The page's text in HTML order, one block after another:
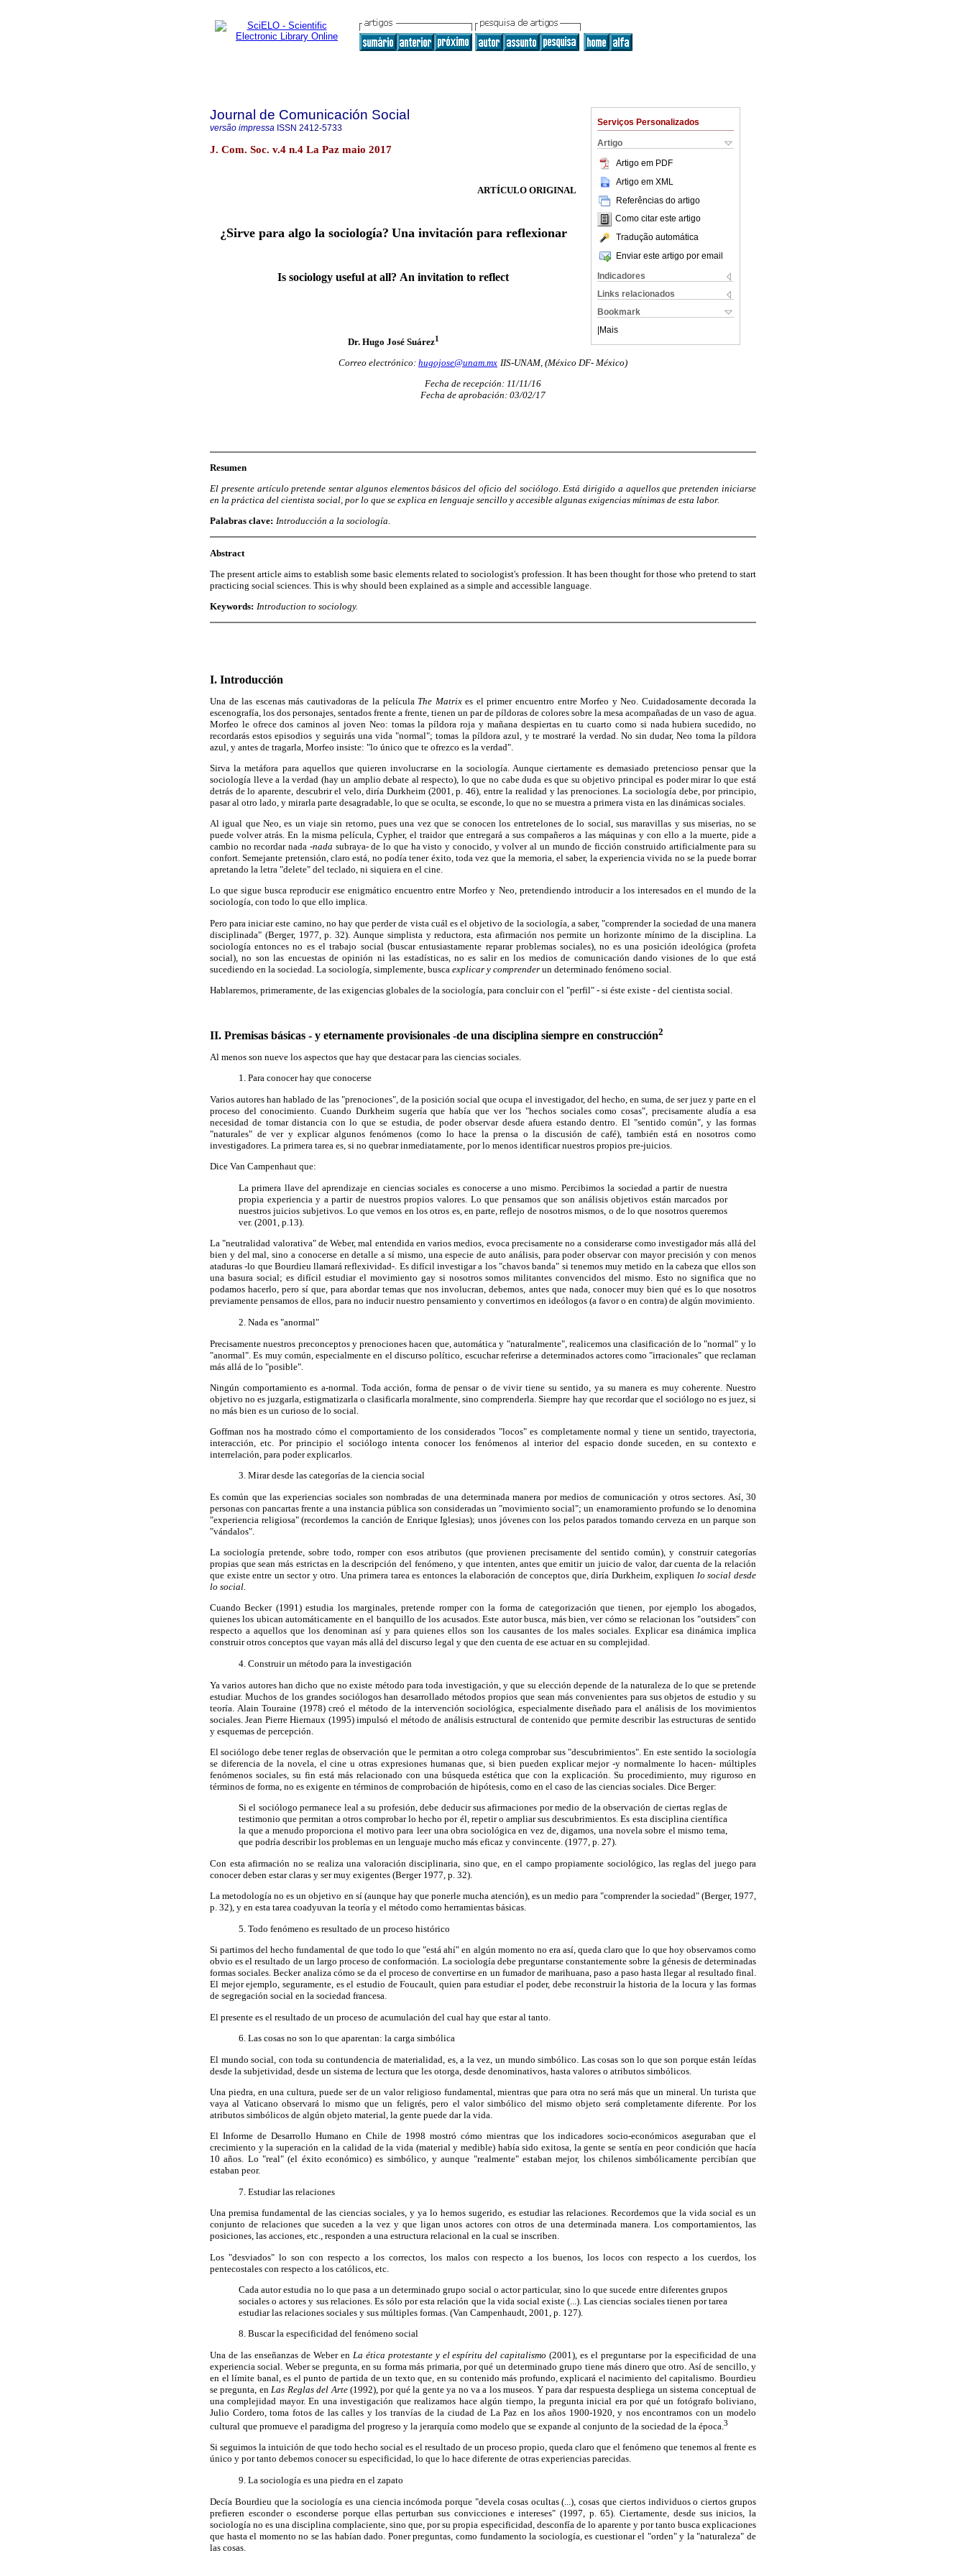
Serviços Personalizados
Artigo
Artigo em PDF
Artigo em XML
Referências do artigo
Como citar este artigo
Tradução automática
Enviar este artigo por email
Indicadores
Links relacionados
Bookmark
Mais
Journal de Comunicación Social
versão impressa ISSN 2412-5733
J. Com. Soc. v.4 n.4 La Paz maio 2017
ARTÍCULO ORIGINAL
¿Sirve para algo la sociología? Una invitación para reflexionar
Is sociology useful at all? An invitation to reflect
Dr. Hugo José Suárez1
Correo electrónico: hugojose@unam.mx IIS-UNAM, (México DF- México)
Fecha de recepción: 11/11/16
Fecha de aprobación: 03/02/17
Resumen
El presente artículo pretende sentar algunos elementos básicos del oficio del sociólogo. Está dirigido a aquellos que pretenden iniciarse
en la práctica del cientista social, por lo que se explica en lenguaje sencillo y accesible algunas exigencias mínimas de esta labor.
Palabras clave: Introducción a la sociología.
Abstract
The present article aims to establish some basic elements related to sociologist's profession. It has been thought for those who pretend to start
practicing social sciences. This is why should been explained as a simple and accessible language.
Keywords: Introduction to sociology.
I. Introducción
Una de las escenas más cautivadoras de la película The Matrixes el primer encuentro entre Morfeo y Neo. Cuidadosamente decorada la
escenografía, los dos personajes, sentados frente a frente, tienen un par de píldoras de colores sobre la mesa acompañadas de un vaso de agua.
Morfeo le ofrece dos caminos al joven Neo: tomas la píldora roja y mañana despiertas en tu cuarto como si nada hubiera sucedido, no
recordarás estos episodios y seguirás una vida "normal"; tomas la píldora azul, y te mostraré la verdad. No sin dudar, Neo toma la píldora
azul, y antes de tragarla, Morfeo insiste: "lo único que te ofrezco es la verdad".
Sirva la metáfora para aquellos que quieren involucrarse en la sociología. Aunque ciertamente es demasiado pretencioso pensar que la
sociología lleve a la verdad (hay un amplio debate al respecto), lo que no cabe duda es que su objetivo principal es poder mirar lo que está
detrás de lo aparente, descubrir el velo, diría Durkheim (2001, p. 46), entre la realidad y las prenociones. La sociología debe, por principio,
pasar al otro lado, y mirarla parte desagradable, lo que se oculta, se esconde, lo que no se muestra a primera vista en las dinámicas sociales.
Al igual que Neo, es un viaje sin retorno, pues una vez que se conocen los entretelones de lo social, sus maravillas y sus miserias, no se
puede volver atrás. En la misma película, Cypher, el traidor que entregará a sus compañeros a las máquinas y con ello a la muerte, pide a
cambio no recordar nada -nada subraya- de lo que ha visto y conocido, y volver al un mundo de ficción construido artificialmente para su
confort. Semejante pretensión, claro está, no podía tener éxito, toda vez que la memoria, el saber, la experiencia vivida no se la puede borrar
apretando la letra "delete" del teclado, ni siquiera en el cine.
Lo que sigue busca reproducir ese enigmático encuentro entre Morfeo y Neo, pretendiendo introducir a los interesados en el mundo de la
sociología, con todo lo que ello implica.
Pero para iniciar este camino, no hay que perder de vista cuál es el objetivo de la sociología, a saber, "comprender la sociedad de una manera
disciplinada" (Berger, 1977, p. 32). Aunque simplista y reductora, esta afirmación nos permite un horizonte mínimo de la disciplina. La
sociología entonces no es el trabajo social (buscar entusiastamente reparar problemas sociales), no es una posición ideológica (profeta
social), no son las encuestas de opinión ni las estadísticas, no es salir en los medios de comunicación dando visiones de lo que está
sucediendo en la sociedad. La sociología, simplemente, busca explicar y comprender un determinado fenómeno social.
Hablaremos, primeramente, de las exigencias globales de la sociología, para concluir con el "perfil" - si éste existe - del cientista social.
II. Premisas básicas - y eternamente provisionales -de una disciplina siempre en construcción2
Al menos son nueve los aspectos que hay que destacar para las ciencias sociales.
1. Para conocer hay que conocerse
Varios autores han hablado de las "prenociones", de la posición social que ocupa el investigador, del hecho, en suma, de ser juez y parte en el
proceso del conocimiento. Cuando Durkheim sugería que había que ver los "hechos sociales como cosas", precisamente aludía a esa
necesidad de tomar distancia con lo que se estudia, de poder observar desde afuera estando dentro. El "sentido común", y las formas
"naturales" de ver y explicar algunos fenómenos (como lo hace la prensa o la discusión de café), también está en nosotros como
investigadores. La primera tarea es, si no quebrar inmediatamente, por lo menos identificar nuestros propios pre-juicios.
Dice Van Campenhaut que:
La primera llave del aprendizaje en ciencias sociales es conocerse a uno mismo. Percibimos la sociedad a partir de nuestra
propia experiencia y a partir de nuestros propios valores. Lo que pensamos que son análisis objetivos están marcados por
nuestros juicios subjetivos. Lo que vemos en los otros es, en parte, reflejo de nosotros mismos, o de lo que nosotros queremos
ver. (2001, p.13).
La "neutralidad valorativa" de Weber, mal entendida en varios medios, evoca precisamente no a considerarse como investigador más allá del
bien y del mal, sino a conocerse en detalle a sí mismo, una especie de auto análisis, para poder observar con mayor precisión y con menos
ataduras -lo que Bourdieu llamará reflexividad-. Es difícil investigar a los "chavos banda" si tenemos muy metido en la cabeza que ellos son
una basura social; es difícil estudiar el movimiento gay si nosotros somos militantes convencidos del mismo. Esto no significa que no
podamos hacerlo, pero sí que, para abordar temas que nos involucran, debemos, antes que nada, conocer muy bien qué es lo que nosotros
previamente pensamos de ellos, para no inducir nuestro pensamiento y convertirnos en ideólogos (a favor o en contra) de algún movimiento.
2. Nada es "anormal"
Precisamente nuestros preconceptos y prenociones hacen que, automática y "naturalmente", realicemos una clasificación de lo "normal" y lo
"anormal". Es muy común, especialmente en el discurso político, escuchar referirse a determinados actores como "irracionales" que reclaman
más allá de lo "posible".
Ningún comportamiento es a-normal. Toda acción, forma de pensar o de vivir tiene su sentido, ya su manera es muy coherente. Nuestro
objetivo no es juzgarla, estigmatizarla o clasificarla moralmente, sino comprenderla. Siempre hay que recordar que el sociólogo no es juez, si
no más bien es un curioso de lo social.
Goffman nos ha mostrado cómo el comportamiento de los considerados "locos" es completamente normal y tiene un sentido, trayectoria,
interacción, etc. Por principio el sociólogo intenta conocer los fenómenos al interior del espacio donde suceden, en su contexto e
interrelación, para poder explicarlos.
3. Mirar desde las categorías de la ciencia social
Es común que las experiencias sociales son nombradas de una determinada manera por medios de comunicación y otros sectores. Así, 30
personas con pancartas frente a una instancia pública son consideradas un "movimiento social"; un enamoramiento profundo se lo denomina
"experiencia religiosa" (recordemos la canción de Enrique Iglesias); unos jóvenes con los pelos parados tomando cerveza en un parque son
"vándalos".
La sociología pretende, sobre todo, romper con esos atributos (que provienen precisamente del sentido común), y construir categorías
propias que sean más estrictas en la descripción del fenómeno, y que intenten, antes que emitir un juicio de valor, dar cuenta de la relación
que existe entre un sector y otro. Una primera tarea es entonces la elaboración de conceptos que, diría Durkheim, expliquen lo social desde
lo social.
Cuando Becker (1991) estudia los marginales, pretende romper con la forma de categorización que tienen, por ejemplo los abogados,
quienes los ubican automáticamente en el banquillo de los acusados. Este autor busca, más bien, ver cómo se relacionan los "outsiders" con
respecto a aquellos que los denominan así y para quienes ellos son los causantes de los males sociales. Explicar esa dinámica implica
construir otros conceptos que vayan más allá del discurso legal y que den cuenta de ese actuar en su complejidad.
4. Construir un método para la investigación
Ya varios autores han dicho que no existe método para toda investigación, y que su elección depende de la naturaleza de lo que se pretende
estudiar. Muchos de los grandes sociólogos han desarrollado métodos propios que sean más convenientes para sus objetos de estudio y su
teoría. Alain Touraine (1978) creó el método de la intervención sociológica, especialmente diseñado para el análisis de los movimientos
sociales. Jean Pierre Hiernaux (1995) impulsó el método de análisis estructural de contenido que permite describir las estructuras de sentido
y esquemas de percepción.
El sociólogo debe tener reglas de observación que le permitan a otro colega comprobar sus "descubrimientos". En este sentido la sociología
se diferencia de la novela, el cine u otras expresiones humanas que, si bien pueden explicar mejor -y normalmente lo hacen- múltiples
fenómenos sociales, su fin está más relacionado con una búsqueda estética que con la explicación. Su procedimiento, muy riguroso en
términos de forma, no es exigente en términos de comprobación de hipótesis, como en el caso de las ciencias sociales. Dice Berger:
Si el sociólogo permanece leal a su profesión, debe deducir sus afirmaciones por medio de la observación de ciertas reglas de
testimonio que permitan a otros comprobar lo hecho por él, repetir o ampliar sus descubrimientos. Es esta disciplina científica
la que a menudo proporciona el motivo para leer una obra sociológica en vez de, digamos, una novela sobre el mismo tema,
que podría describir los problemas en un lenguaje mucho más eficaz y convincente. (1977, p. 27).
Con esta afirmación no se realiza una valoración disciplinaria, sino que, en el campo propiamente sociológico, las reglas del juego para
conocer deben estar claras y ser muy exigentes (Berger 1977, p. 32).
La metodología no es un objetivo en sí (aunque hay que ponerle mucha atención), es un medio para "comprender la sociedad" (Berger, 1977,
p. 32), y en esta tarea coadyuvan la teoría y el método como herramientas básicas.
5. Todo fenómeno es resultado de un proceso histórico
Si partimos del hecho fundamental de que todo lo que "está ahí" en algún momento no era así, queda claro que lo que hoy observamos como
obvio es el resultado de un largo proceso de conformación. La sociología debe preguntarse constantemente sobre la génesis de determinadas
formas sociales. Becker analiza cómo se da el proceso de convertirse en un fumador de marihuana, paso a paso hasta llegar al resultado final.
El mejor ejemplo, seguramente, es el estudio de Foucault, quien para estudiar el poder, debe reconstruir la historia de la locura y las formas
de segregación social en la sociedad francesa.
El presente es el resultado de un proceso de acumulación del cual hay que estar al tanto.
6. Las cosas no son lo que aparentan: la carga simbólica
El mundo social, con toda su contundencia de materialidad, es, a la vez, un mundo simbólico. Las cosas son lo que son porque están leídas
desde la subjetividad, desde un sistema de lectura que les otorga, desde denominativos, hasta valores o atributos simbólicos.
Una piedra, en una cultura, puede ser de un valor religioso fundamental, mientras que para otra no será más que un mineral. Un turista que
vaya al Vaticano observará lo mismo que un feligrés, pero el valor simbólico del mismo objeto será completamente diferente. Por los
atributos simbólicos de algún objeto material, la gente puede dar la vida.
El Informe de Desarrollo Humano en Chile de 1998 mostró cómo mientras que los indicadores socio-económicos aseguraban que el
crecimiento y la superación en la calidad de la vida (material y medible) había sido exitosa, la gente se sentía en peor condición que hacía
10 años. Lo "real" (el éxito económico) es simbólico, y aunque "realmente" estaban mejor, los chilenos simbólicamente percibían que
estaban peor.
7. Estudiar las relaciones
Una premisa fundamental de las ciencias sociales, y ya lo hemos sugerido, es estudiar las relaciones. Recordemos que la vida social es un
conjunto de relaciones que suceden a la vez y que ligan unos actores con otros de una determinada manera. Los comportamientos, las
posiciones, las acciones, etc., responden a una estructura relacional en la cual se inscriben.
Los "desviados" lo son con respecto a los correctos, los malos con respecto a los buenos, los locos con respecto a los cuerdos, los
pentecostales con respecto a los católicos, etc.
Cada autor estudia no lo que pasa a un determinado grupo social o actor particular, sino lo que sucede entre diferentes grupos
sociales o actores y sus relaciones. Es sólo por esta relación que la vida social existe (...). Las ciencias sociales tienen por tarea
estudiar las relaciones sociales y sus múltiples formas. (Van Campenhaudt, 2001, p. 127).
8. Buscar la especificidad del fenómeno social
Una de las enseñanzas de Weber en La ética protestante y el espíritu del capitalismo(2001), es el preguntarse por la especificidad de una
experiencia social. Weber se pregunta, en su forma más primaria, por qué un determinado grupo tiene más dinero que otro. Así de sencillo, y
en el límite banal, es el punto de partida de un texto que, en su contenido más profundo, explicará el nacimiento del capitalismo. Bourdieu
se pregunta, en Las Reglas del Arte (1992), por qué la gente ya no va a los museos. Y para dar respuesta despliega un sistema conceptual de
una complejidad mayor. En una investigación que realizamos hace algún tiempo, la pregunta inicial era por qué un fotógrafo boliviano,
Julio Cordero, toma fotos de las calles y los tranvías de la ciudad de La Paz en los años 1900-1920, y nos encontramos con un modelo
cultural que promueve el paradigma del progreso y la jerarquía como modelo que se expande al conjunto de la sociedad de la época.3
Si seguimos la intuición de que todo hecho social es el resultado de un proceso propio, queda claro que el fenómeno que tenemos al frente es
único y por tanto debemos conocer su especificidad, lo que lo hace diferente de otras experiencias parecidas.
9. La sociología es una piedra en el zapato
Decía Bourdieu que la sociología es una ciencia incómoda porque "devela cosas ocultas (...), cosas que ciertos individuos o ciertos grupos
prefieren esconder o esconderse porque ellas perturban sus convicciones e intereses" (1997, p. 65). Ciertamente, desde sus inicios, la
sociología no es una disciplina complaciente, sino que, por su propia especificidad, desconfía de lo aparente y por tanto busca explicaciones
que hasta el momento no se las habían dado. Poner preguntas, como fundamento la sociología, es cuestionar el "orden" y la "naturaleza" de
las cosas.